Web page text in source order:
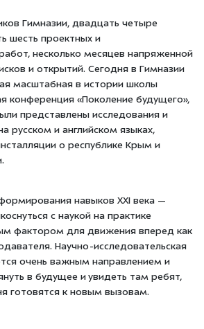
Гимназии, двадцать четыре
шесть проектных и
несколько месяцев напряженной
и открытий. Сегодня в Гимназии
масштабная в истории школы
конференция «Поколение будущего»,
представлены исследования и
русском и английском языках,
о республике Крым и
навыков XXI века —
с наукой на практике
фактором для движения вперед как
Научно-исследовательская
очень важным направлением и
в будущее и увидеть там ребят,
готовятся к новым вызовам.